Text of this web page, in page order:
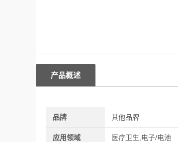
产品概述
品牌 其他品牌
应用领域 医疗卫生,电子/电池